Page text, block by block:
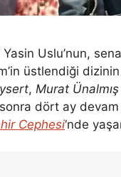
Uslu’nun,
üstlendiği
, Murat Ünalmış
sonra dört ay
Cephesi‘nde